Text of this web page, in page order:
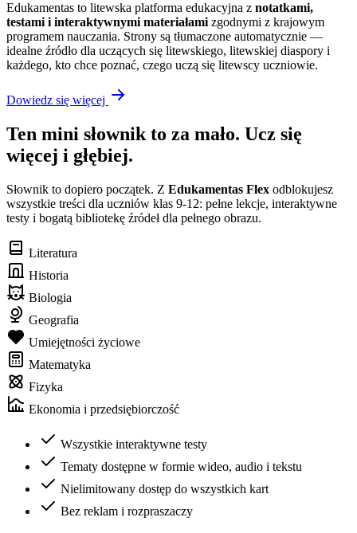
Edukamentas to litewska platforma edukacyjna z notatkami,
testami i interaktywnymi materiałami zgodnymi z krajowym
programem nauczania. Strony są tłumaczone automatycznie —
idealne źródło dla uczących się litewskiego, litewskiej diaspory i
każdego, kto chce poznać, czego uczą się litewscy uczniowie.
Dowiedz się więcej
Ten mini słownik to za mało. Ucz się
więcej i głębiej.
Słownik to dopiero początek. Z Edukamentas Flex odblokujesz
wszystkie treści dla uczniów klas 9-12: pełne lekcje, interaktywne
testy i bogatą bibliotekę źródeł dla pełnego obrazu.
Literatura
Historia
Biologia
Geografia
Umiejętności życiowe
Matematyka
Fizyka
Ekonomia i przedsiębiorczość
Wszystkie interaktywne testy
Tematy dostępne w formie wideo, audio i tekstu
Nielimitowany dostęp do wszystkich kart
Bez reklam i rozpraszaczy